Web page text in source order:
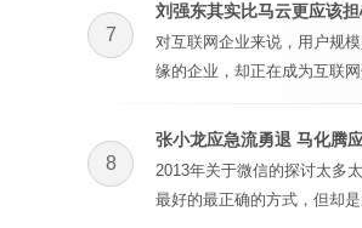
7
刘强东其实比马云更应该
对互联网企业来说，用户规
缘的企业，却正在成为互联
8
张小龙应急流勇退 马化腾
2013年关于微信的探讨太多
最好的最正确的方式，但却